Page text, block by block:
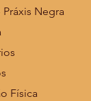
Negra
Física